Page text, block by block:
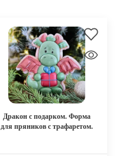
Дракон с подарком. Форма
для пряников с трафаретом.